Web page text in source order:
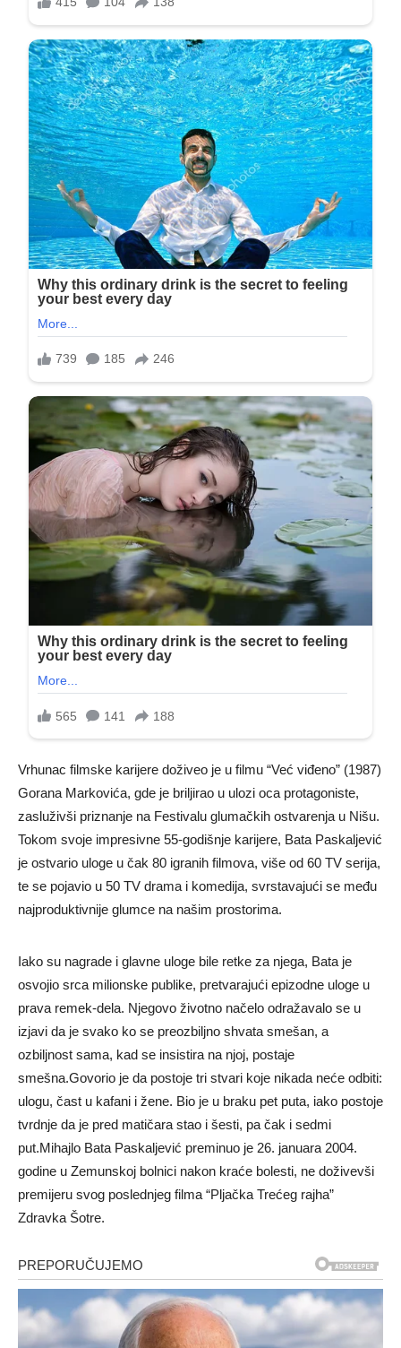
Vrhunac filmske karijere doživeo je u filmu “Već viđeno” (1987)
Gorana Markovića, gde je briljirao u ulozi oca protagoniste,
zasluživši priznanje na Festivalu glumačkih ostvarenja u Nišu.
Tokom svoje impresivne 55-godišnje karijere, Bata Paskaljević
je ostvario uloge u čak 80 igranih filmova, više od 60 TV serija,
te se pojavio u 50 TV drama i komedija, svrstavajući se među
najproduktivnije glumce na našim prostorima.
Iako su nagrade i glavne uloge bile retke za njega, Bata je
osvojio srca milionske publike, pretvarajući epizodne uloge u
prava remek-dela. Njegovo životno načelo odražavalo se u
izjavi da je svako ko se preozbiljno shvata smešan, a
ozbiljnost sama, kad se insistira na njoj, postaje
smešna.Govorio je da postoje tri stvari koje nikada neće odbiti:
ulogu, čast u kafani i žene. Bio je u braku pet puta, iako postoje
tvrdnje da je pred matičara stao i šesti, pa čak i sedmi
put.Mihajlo Bata Paskaljević preminuo je 26. januara 2004.
godine u Zemunskoj bolnici nakon kraće bolesti, ne doživevši
premijeru svog poslednjeg filma “Pljačka Trećeg rajha”
Zdravka Šotre.